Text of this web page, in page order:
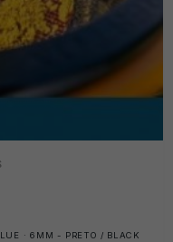
· 6MM - PRETO / BLACK